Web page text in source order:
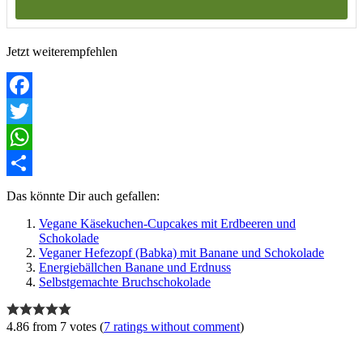
Jetzt weiterempfehlen
Facebook
Twitter
WhatsApp
Teilen
Das könnte Dir auch gefallen:
Vegane Käsekuchen-Cupcakes mit Erdbeeren und
Schokolade
Veganer Hefezopf (Babka) mit Banane und Schokolade
Energiebällchen Banane und Erdnuss
Selbstgemachte Bruchschokolade
4.86 from 7 votes (7 ratings without comment)